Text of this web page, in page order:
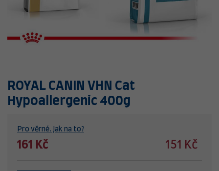
ROYAL CANIN VHN Cat
Hypoallergenic 400g
Pro věrné. Jak na to?
161 Kč 151 Kč